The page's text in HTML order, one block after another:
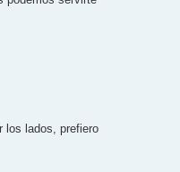
los lados, prefiero